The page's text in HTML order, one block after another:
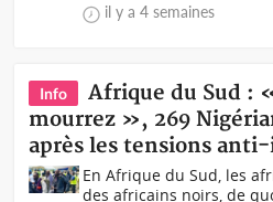
il y a 4 semaines
Info
Afrique du Sud :
mourrez », 269
après les tensions
En Afrique du Sud, les
des africains noirs, de